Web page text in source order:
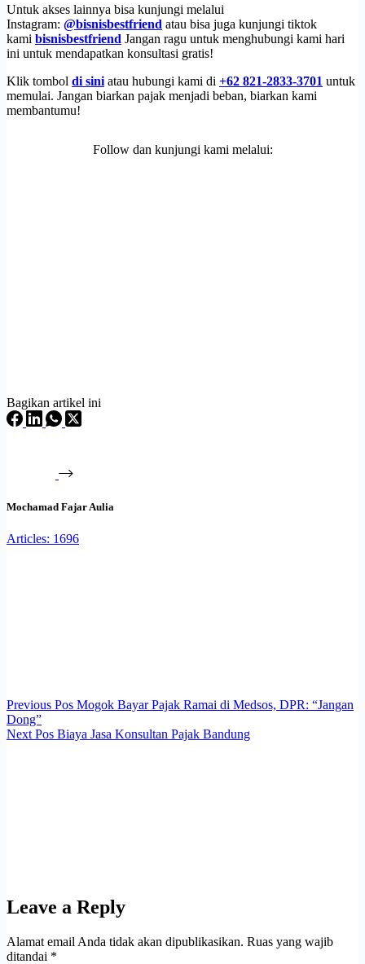
Untuk akses lainnya bisa kunjungi melalui
Instagram: @bisnisbestfriend atau bisa juga kunjungi tiktok
kami bisnisbestfriend Jangan ragu untuk menghubungi kami hari
ini untuk mendapatkan konsultasi gratis!
Klik tombol di sini atau hubungi kami di +62 821-2833-3701 untuk
memulai. Jangan biarkan pajak menjadi beban, biarkan kami
membantumu!
Follow dan kunjungi kami melalui:
Bagikan artikel ini
Mochamad Fajar Aulia
Articles: 1696
Previous Pos Mogok Bayar Pajak Ramai di Medsos, DPR: “Jangan
Dong”
Next Pos Biaya Jasa Konsultan Pajak Bandung
Leave a Reply
Alamat email Anda tidak akan dipublikasikan. Ruas yang wajib
ditandai *